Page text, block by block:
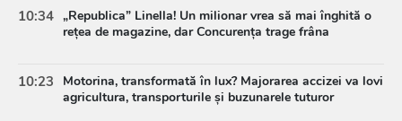
10:34 „Republica” Linella! Un milionar vrea să mai înghită o
rețea de magazine, dar Concurența trage frâna
10:23
Motorina, transformată în lux? Majorarea accizei va lovi
agricultura, transporturile și buzunarele tuturor